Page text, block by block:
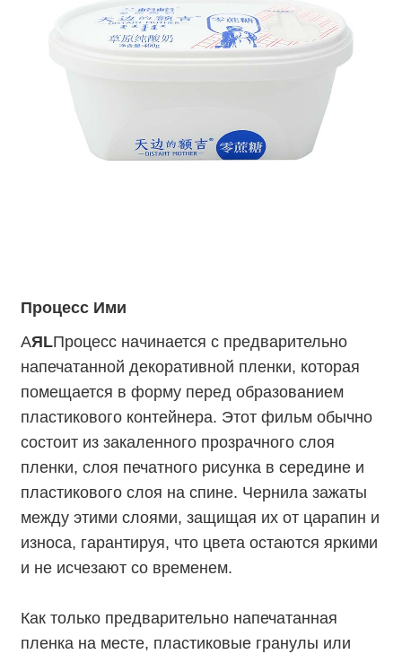
Процесс Ими
АЯLПроцесс начинается с предварительно
напечатанной декоративной пленки, которая
помещается в форму перед образованием
пластикового контейнера. Этот фильм обычно
состоит из закаленного прозрачного слоя
пленки, слоя печатного рисунка в середине и
пластикового слоя на спине. Чернила зажаты
между этими слоями, защищая их от царапин и
износа, гарантируя, что цвета остаются яркими
и не исчезают со временем.
Как только предварительно напечатанная
пленка на месте, пластиковые гранулы или